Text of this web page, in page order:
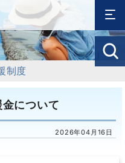
制度
について
2026年04月16日